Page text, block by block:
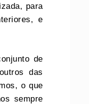
para
e
de
das
o que
sempre